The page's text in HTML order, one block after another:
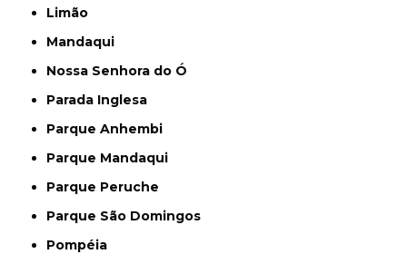
Limão
Mandaqui
Nossa Senhora do Ó
Parada Inglesa
Parque Anhembi
Parque Mandaqui
Parque Peruche
Parque São Domingos
Pompéia